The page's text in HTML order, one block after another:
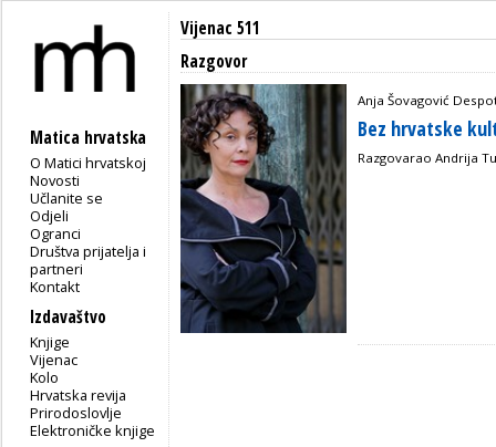
Matica hrvatska
O Matici hrvatskoj
Novosti
Učlanite se
Odjeli
Ogranci
Društva prijatelja i
partneri
Kontakt
Izdavaštvo
Knjige
Vijenac
Kolo
Hrvatska revija
Prirodoslovlje
Elektroničke knjige
Vijenac 511
Razgovor
Anja Šovagović
Bez hrvatske
Razgovarao Andrija